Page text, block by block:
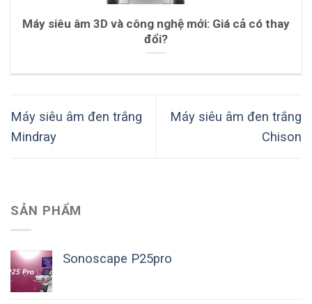
Máy siêu âm 3D và công nghệ mới: Giá cả có thay
đổi?
Máy siêu âm đen trắng
Mindray
Máy siêu âm đen trắng
Chison
SẢN PHẨM
Sonoscape P25pro